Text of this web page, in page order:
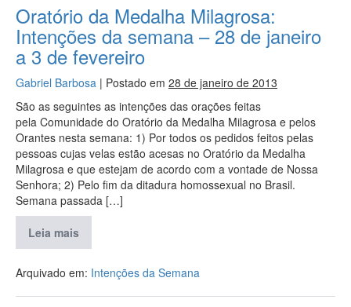
Oratório da Medalha Milagrosa:
Intenções da semana – 28 de janeiro
a 3 de fevereiro
Gabriel Barbosa | Postado em 28 de janeiro de 2013
São as seguintes as intenções das orações feitas
pela Comunidade do Oratório da Medalha Milagrosa e pelos
Orantes nesta semana: 1) Por todos os pedidos feitos pelas
pessoas cujas velas estão acesas no Oratório da Medalha
Milagrosa e que estejam de acordo com a vontade de Nossa
Senhora; 2) Pelo fim da ditadura homossexual no Brasil.
Semana passada […]
Leia mais
Arquivado em: Intenções da Semana